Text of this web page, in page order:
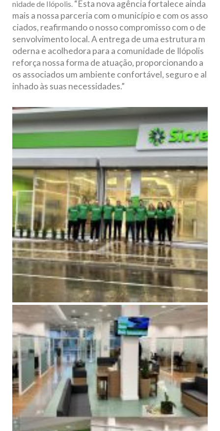
nidade de Ilópolis. “Esta nova agência fortalece ainda
mais a nossa parceria com o município e com os asso
ciados, reafirmando o nosso compromisso com o de
senvolvimento local. A entrega de uma estrutura m
oderna e acolhedora para a comunidade de Ilópolis
reforça nossa forma de atuação, proporcionando a
os associados um ambiente confortável, seguro e al
inhado às suas necessidades.”